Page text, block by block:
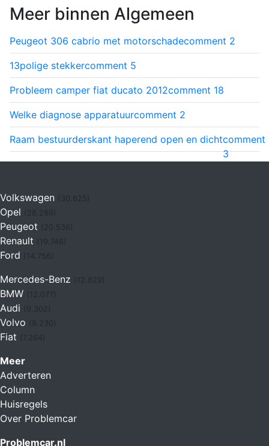
Meer binnen Algemeen
Peugeot 306 cabrio met motorschadecomment 2
13polige stekkercomment 5
Probleem camper fiat ducato 2012comment 18
Welke diagnose apparatuurcomment 2
Raam bestuurderskant haperend open en dichtcomment
3
Volkswagen (30.625)
Opel
Peugeot (20.536)
Renault (19.746)
Ford (14.756)
Mercedes-Benz
BMW
Audi
Volvo
Fiat (7.264)
Meer
Adverteren
Column
Huisregels
Over Problemcar
Problemcar.nl